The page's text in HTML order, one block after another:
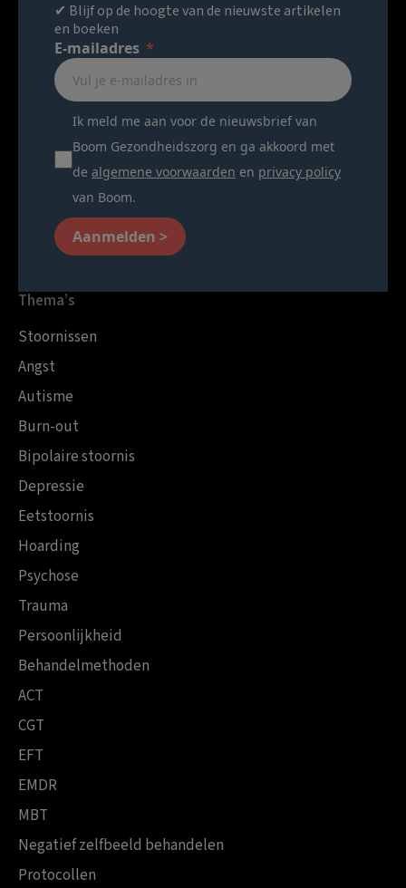
✔ Blijf op de hoogte van de nieuwste artikelen
en boeken
E-mailadres
Ik meld me aan voor de nieuwsbrief van
Boom Gezondheidszorg en ga akkoord met
de algemene voorwaarden en privacy policy
van Boom.
Aanmelden >
Thema’s
Stoornissen
Angst
Autisme
Burn-out
Bipolaire stoornis
Depressie
Eetstoornis
Hoarding
Psychose
Trauma
Persoonlijkheid
Behandelmethoden
ACT
CGT
EFT
EMDR
MBT
Negatief zelfbeeld behandelen
Protocollen